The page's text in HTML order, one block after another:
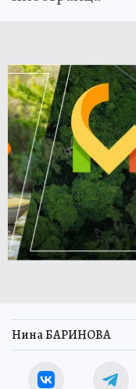
Нина БАРИНОВА